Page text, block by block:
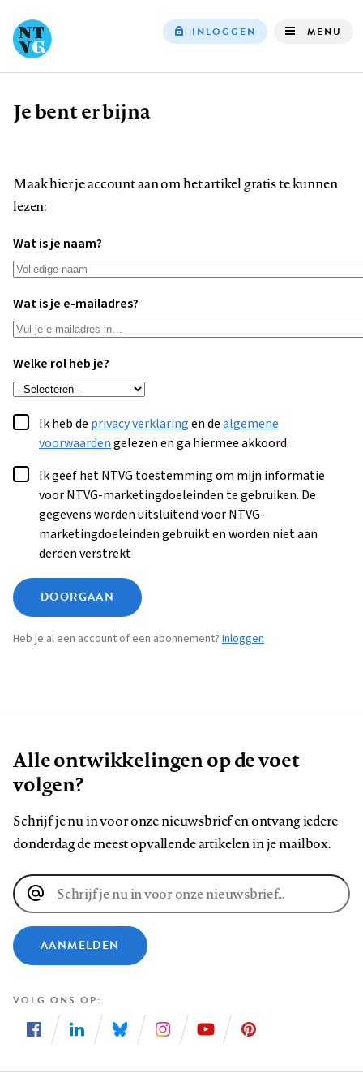
INLOGGEN MENU
Kruimelpad
Je bent er bijna
Maak hier je account aan om het artikel gratis te kunnen
lezen:
Wat is je naam?
Wat is je e-mailadres?
Welke rol heb je?
Ik heb de privacy verklaringen dealgemene
voorwaardengelezen en ga hiermee akkoord
Ik geef het NTVG toestemming om mijn informatie
voor NTVG-marketingdoeleinden te gebruiken. De
gegevens worden uitsluitend voor NTVG-
marketingdoeleinden gebruikt en worden niet aan
derden verstrekt
DOORGAAN
Heb je al een account of een abonnement? Inloggen
Alle ontwikkelingen op de voet
volgen?
Schrijf je nu in voor onze nieuwsbrief en ontvang iedere
donderdag de meest opvallende artikelen in je mailbox.
E-
mailadres
AANMELDEN
VOLG ONS OP
ons
ons
ons
ons
ons
ons